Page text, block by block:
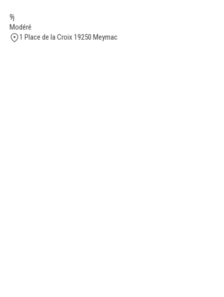
9j
Modéré
1 Place de la Croix 19250 Meymac